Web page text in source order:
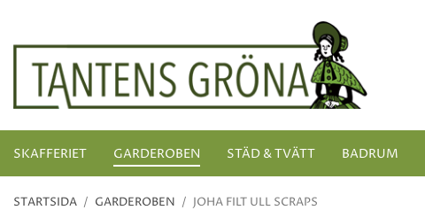
SKAFFERIET GARDEROBEN STÄD & TVÄTT BADRUM
STARTSIDA / GARDEROBEN / JOHA FILT ULL SCRAPS